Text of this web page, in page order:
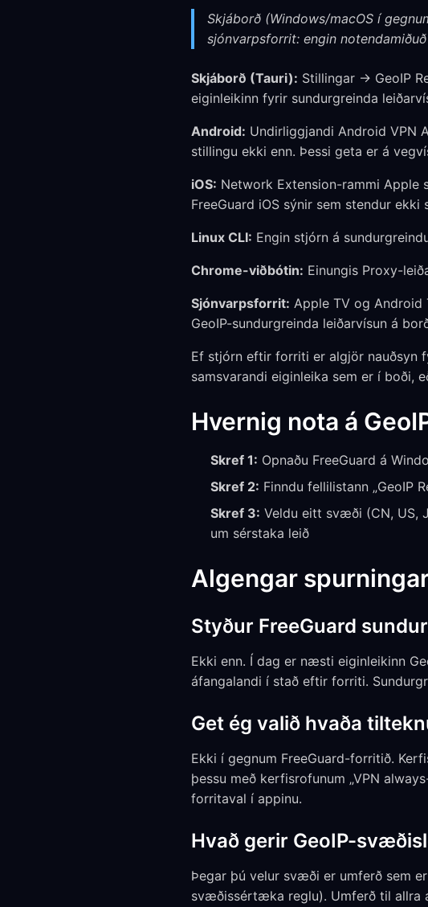
Skjáborð (Windows/macOS í
sjónvarpsforrit: engin
Skjáborð (Tauri): Stillingar → GeoIP
eiginleikinn fyrir sundurgreinda
Android: Undirliggjandi Android VPN
stillingu ekki enn. Þessi geta er á
iOS: Network Extension-rammi
FreeGuard iOS sýnir sem stendur
Linux CLI: Engin stjórn á
Chrome-viðbótin: Einungis Proxy-
Sjónvarpsforrit: Apple TV og Android
GeoIP-sundurgreinda leiðarvísun á
Ef stjórn eftir forriti er algjör nauðsyn
samsvarandi eiginleika sem er í boði,
Hvernig nota á
Skref 1: Opnaðu FreeGuard á
Skref 2: Finndu fellilistann „GeoIP
Skref 3: Veldu eitt svæði (CN, US,
um sérstaka leið
Algengar
Styður FreeGuard
Ekki enn. Í dag er næsti eiginleikinn
áfangalandi í stað eftir forriti.
Get ég valið hvaða
Ekki í gegnum FreeGuard-forritið.
þessu með kerfisrofunum „VPN
forritaval í appinu.
Hvað gerir GeoIP-
Þegar þú velur svæði er umferð sem
svæðissértæka reglu). Umferð til allra